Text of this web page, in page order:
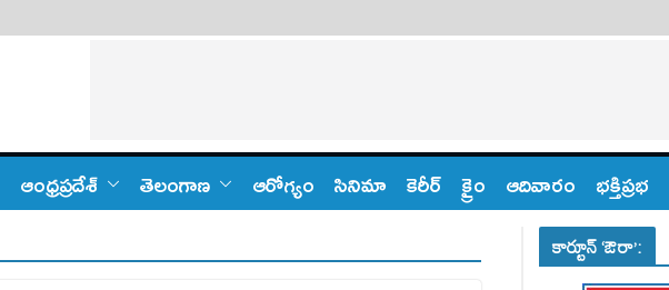
ఆంధ్ర‌ప్ర‌దేశ్ తెలంగాణ‌ ఆరోగ్యం సినిమా కెరీర్ క్రైం ఆదివారం భక్తిప్రభ
కార్టూన్ ‘ఔరా’: